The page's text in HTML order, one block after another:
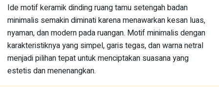
Ide motif keramik dinding ruang tamu setengah badan
minimalis semakin diminati karena menawarkan kesan luas,
nyaman, dan modern pada ruangan. Motif minimalis dengan
karakteristiknya yang simpel, garis tegas, dan warna netral
menjadi pilihan tepat untuk menciptakan suasana yang
estetis dan menenangkan.